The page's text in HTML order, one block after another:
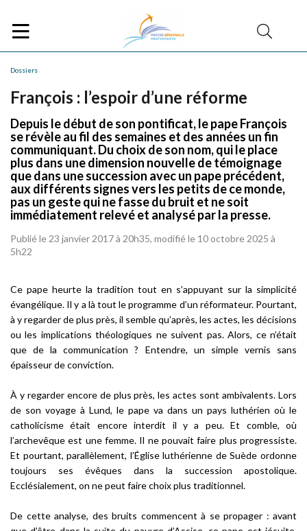
Dossiers
François : l’espoir d’une réforme
Depuis le début de son pontificat, le pape François
se révèle au fil des semaines et des années un fin
communiquant. Du choix de son nom, qui le place
plus dans une dimension nouvelle de témoignage
que dans une succession avec un pape précédent,
aux différents signes vers les petits de ce monde,
pas un geste qui ne fasse du bruit et ne soit
immédiatement relevé et analysé par la presse.
Publié le 23 janvier 2017 à 20h35, modifié le 10 octobre 2025 à
5h22
Ce pape heurte la tradition tout en s’appuyant sur la simplicité
évangélique. Il y a là tout le programme d’un réformateur. Pourtant,
à y regarder de plus près, il semble qu’après, les actes, les décisions
ou les implications théologiques ne suivent pas. Alors, ce n’était
que de la communication ? Entendre, un simple vernis sans
épaisseur de conviction.
À y regarder encore de plus près, les actes sont ambivalents. Lors
de son voyage à Lund, le pape va dans un pays luthérien où le
catholicisme était encore interdit il y a peu. Et comble, où
l’archevêque est une femme. Il ne pouvait faire plus progressiste.
Et pourtant, parallèlement, l’Église luthérienne de Suède ordonne
toujours ses évêques dans la succession apostolique.
Ecclésialement, on ne peut faire choix plus traditionnel.
De cette analyse, des bruits commencent à se propager : avant